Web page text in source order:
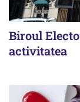
Biroul
activitatea